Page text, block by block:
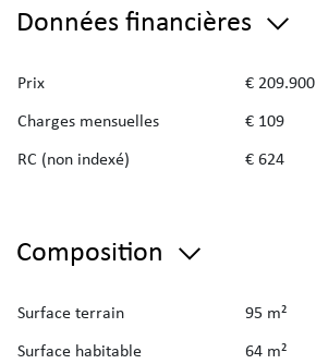
Données financières
Prix
€ 209.900
Charges mensuelles
€ 109
RC (non indexé)
€ 624
Composition
Surface terrain
95 m²
Surface habitable
64 m²